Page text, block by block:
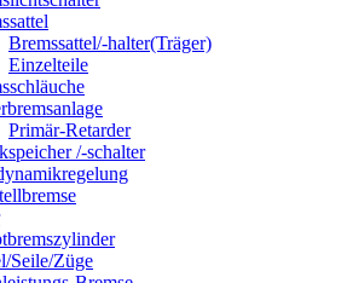
Bremssattel/-halter(Träger)
Einzelteile
Primär-Retarder
/-schalter
Seile/Züge